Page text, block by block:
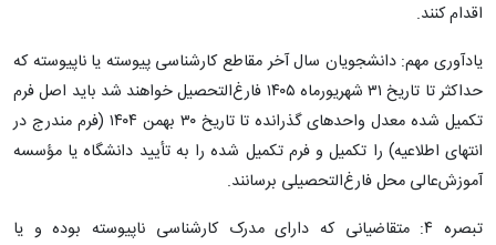
اقدام کنند.
یادآوری مهم: دانشجویان سال آخر مقاطع کارشناسی پیوسته یا ناپیوسته که
حداکثر تا تاریخ ۳۱ شهریورماه ۱۴۰۵ فارغ‌التحصیل خواهند شد باید اصل فرم
تکمیل شده معدل واحدهای گذرانده تا تاریخ ۳۰ بهمن ۱۴۰۴ (فرم مندرج در
انتهای اطلاعیه) را تکمیل و فرم تکمیل شده را به تأیید دانشگاه یا مؤسسه
آموزش‌عالی محل فارغ‌التحصیلی برسانند.
تبصره ‌۴: متقاضیانی که دارای مدرک کارشناسی ناپیوسته بوده و یا